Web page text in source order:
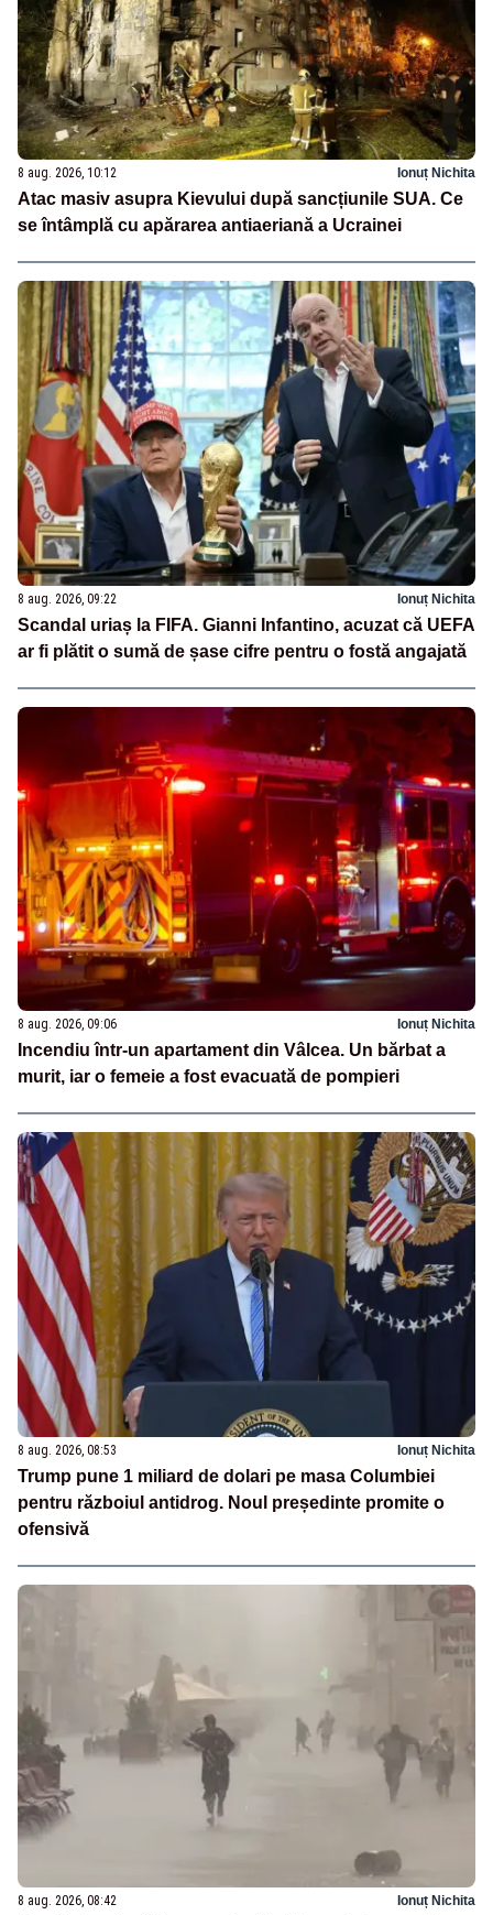
8 aug. 2026, 10:12 Ionuț Nichita
Atac masiv asupra Kievului după sancțiunile SUA. Ce
se întâmplă cu apărarea antiaeriană a Ucrainei
8 aug. 2026, 09:22 Ionuț Nichita
Scandal uriaș la FIFA. Gianni Infantino, acuzat că UEFA
ar fi plătit o sumă de șase cifre pentru o fostă angajată
8 aug. 2026, 09:06 Ionuț Nichita
Incendiu într-un apartament din Vâlcea. Un bărbat a
murit, iar o femeie a fost evacuată de pompieri
8 aug. 2026, 08:53 Ionuț Nichita
Trump pune 1 miliard de dolari pe masa Columbiei
pentru războiul antidrog. Noul președinte promite o
ofensivă
8 aug. 2026, 08:42 Ionuț Nichita